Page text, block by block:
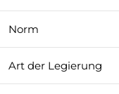
Norm
Art der Legierung